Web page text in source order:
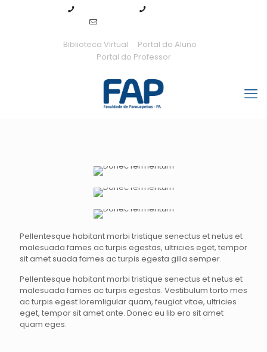
Biblioteca Virtual
Portal do Aluno
Portal do Professor
Pellentesque habitant morbi tristique senectus et netus et
malesuada fames ac turpis egestas, ultricies eget, tempor
sit amet suada fames ac turpis egesta gilla semper.
Pellentesque habitant morbi tristique senectus et netus et
malesuada fames ac turpis egestas. Vestibulum torto mes
ac turpis egest loremligular quam, feugiat vitae, ultricies
eget, tempor sit amet ante. Donec eu lib ero sit amet
quam eges.